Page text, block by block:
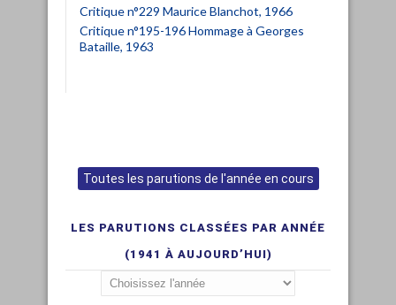
Critique n°229 Maurice Blanchot, 1966
Critique n°195-196 Hommage à Georges
Bataille, 1963
Toutes les parutions de l'année en cours
LES PARUTIONS CLASSÉES PAR ANNÉE
(1941 À AUJOURD’HUI)